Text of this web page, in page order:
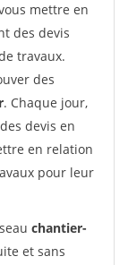
mettre en
des devis
travaux.
des
. Chaque jour,
devis en
en relation
pour leur
chantier-
et sans